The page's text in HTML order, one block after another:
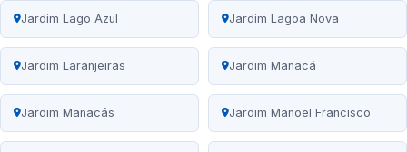
Jardim Lago Azul Jardim Lagoa Nova
Jardim Laranjeiras Jardim Manacá
Jardim Manacás Jardim Manoel Francisco